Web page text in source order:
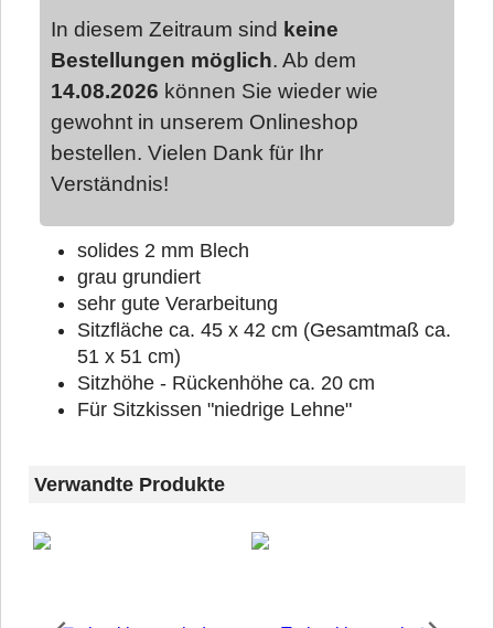
In diesem Zeitraum sind keine
Bestellungen möglich. Ab dem
14.08.2026 können Sie wieder wie
gewohnt in unserem Onlineshop
bestellen. Vielen Dank für Ihr
Verständnis!
solides 2 mm Blech
grau grundiert
sehr gute Verarbeitung
Sitzfläche ca. 45 x 42 cm (Gesamtmaß ca.
51 x 51 cm)
Sitzhöhe - Rückenhöhe ca. 20 cm
Für Sitzkissen "niedrige Lehne"
Verwandte Produkte